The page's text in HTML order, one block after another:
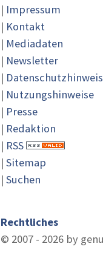
| Impressum
| Kontakt
| Mediadaten
| Newsletter
| Datenschutzhinweis
| Nutzungshinweise
| Presse
| Redaktion
| RSS
| Sitemap
| Suchen
Rechtliches
© 2007 - 2026 by